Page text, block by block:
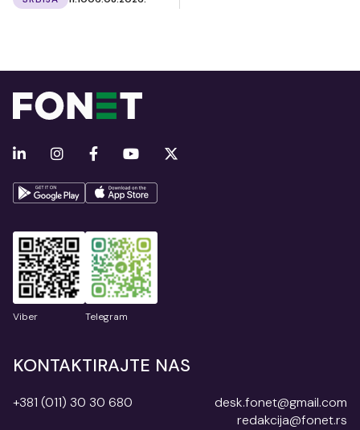
Viber Telegram
KONTAKTIRAJTE NAS
+381 (011) 30 30 680
desk.fonet@gmail.com
redakcija@fonet.rs